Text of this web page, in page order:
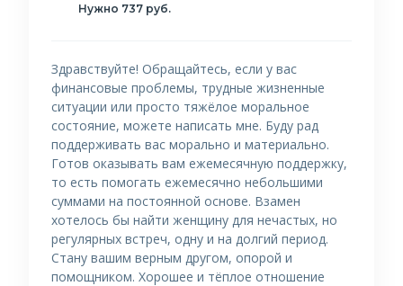
Нужно 737 руб.
Здравствуйте! Обращайтесь, если у вас
финансовые проблемы, трудные жизненные
ситуации или просто тяжёлое моральное
состояние, можете написать мне. Буду рад
поддерживать вас морально и материально.
Готов оказывать вам ежемесячную поддержку,
то есть помогать ежемесячно небольшими
суммами на постоянной основе. Взамен
хотелось бы найти женщину для нечастых, но
регулярных встреч, одну и на долгий период.
Стану вашим верным другом, опорой и
помощником. Хорошее и тёплое отношение